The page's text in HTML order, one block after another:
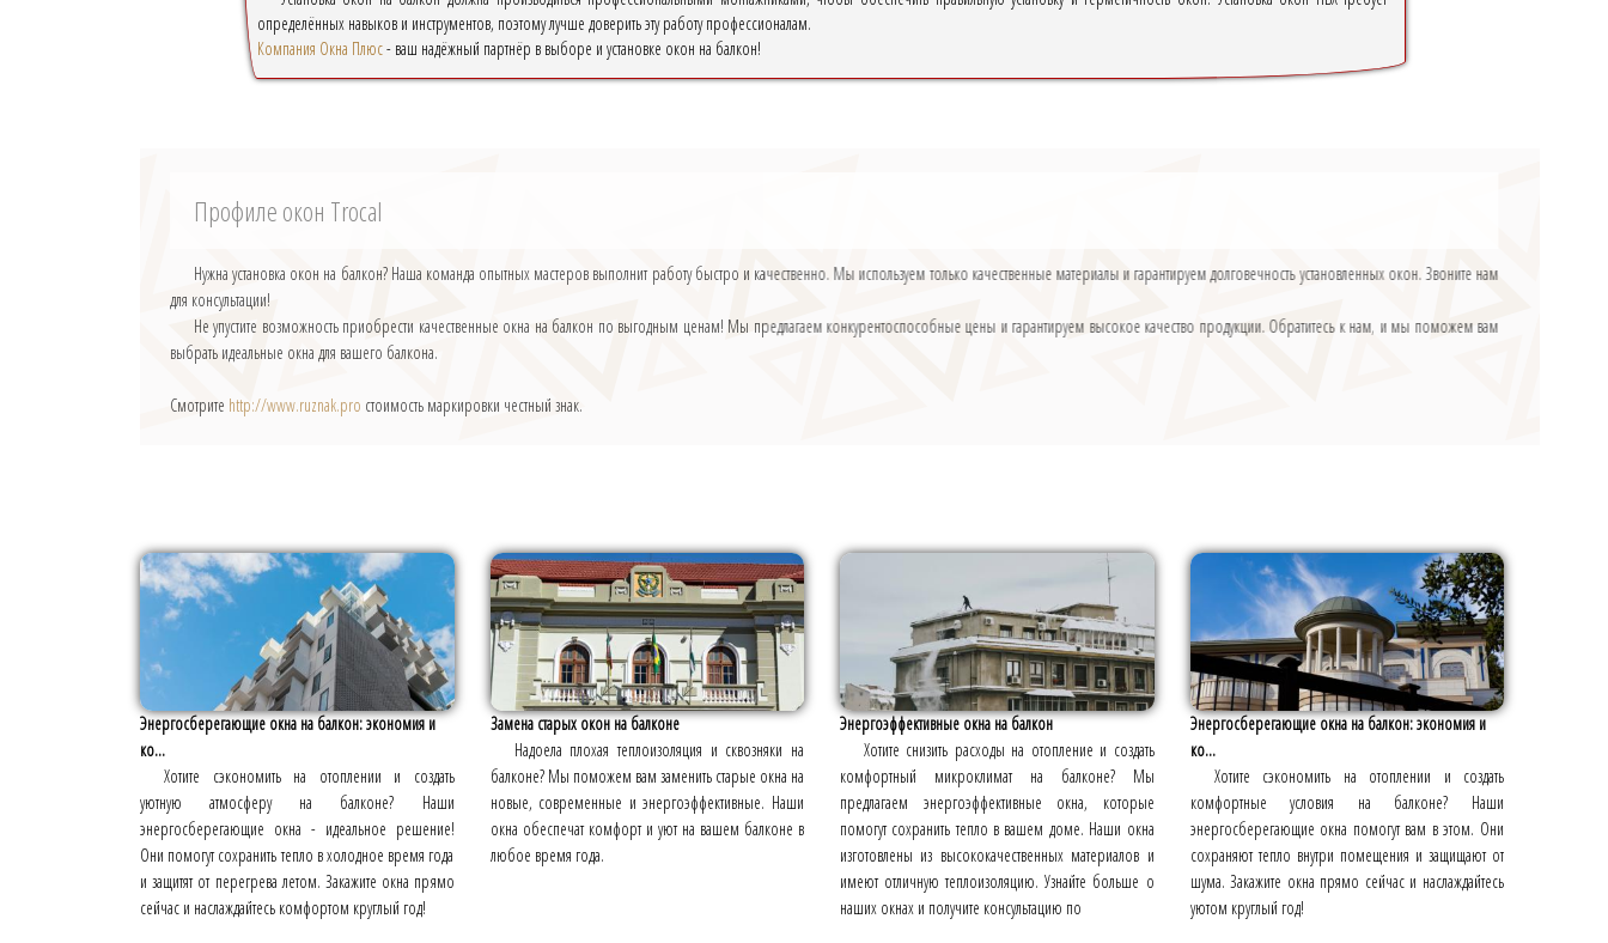
определённых навыков и инструментов, поэтому лучше доверить эту работу профессионалам.
Компания Окна Плюс- ваш надёжный партнёр в выборе и установке окон на балкон!
Профиле окон Trocal
Нужна установка окон на балкон? Наша команда опытных мастеров выполнит работу быстро и качественно. Мы используем только качественные материалы и гарантируем долговечность установленных окон. Звоните нам
для консультации!
Не упустите возможность приобрести качественные окна на балкон по выгодным ценам! Мы предлагаем конкурентоспособные цены и гарантируем высокое качество продукции. Обратитесь к нам, и мы поможем вам
выбрать идеальные окна для вашего балкона.
Смотритеhttp://www.ruznak.pro стоимость маркировки честный знак.
Энергосберегающие окна на балкон: экономия и
ко...
Хотите сэкономить на отоплении и создать
уютную атмосферу на балконе? Наши
энергосберегающие окна - идеальное решение!
Они помогут сохранить тепло в холодное время года
и защитят от перегрева летом. Закажите окна прямо
сейчас и наслаждайтесь комфортом круглый год!
Замена старых окон на балконе
Надоела плохая теплоизоляция и сквозняки на
балконе? Мы поможем вам заменить старые окна на
новые, современные и энергоэффективные. Наши
окна обеспечат комфорт и уют на вашем балконе в
любое время года.
Энергоэффективные окна на балкон
Хотите снизить расходы на отопление и создать
комфортный микроклимат на балконе? Мы
предлагаем энергоэффективные окна, которые
помогут сохранить тепло в вашем доме. Наши окна
изготовлены из высококачественных материалов и
имеют отличную теплоизоляцию. Узнайте больше о
наших окнах и получите консультацию по
Энергосберегающие окна на балкон: экономия и
ко...
Хотите сэкономить на отоплении и создать
комфортные условия на балконе? Наши
энергосберегающие окна помогут вам в этом. Они
сохраняют тепло внутри помещения и защищают от
шума. Закажите окна прямо сейчас и наслаждайтесь
уютом круглый год!